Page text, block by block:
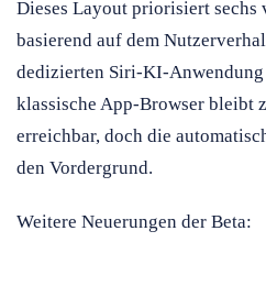
Dieses Layout priorisiert sechs
basierend auf dem
dedizierten Siri-KI-
klassische App-Browser bleibt
erreichbar, doch die
den Vordergrund.
Weitere Neuerungen der Beta: